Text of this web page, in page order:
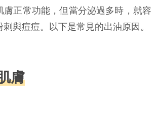
膚正常功能，但當分泌過多時，就容
與痘痘。以下是常見的出油原因。
膚